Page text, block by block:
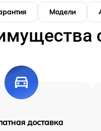
Модели
доставка